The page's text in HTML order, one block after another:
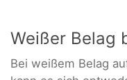
Weißer Belag
Bei weißem Belag